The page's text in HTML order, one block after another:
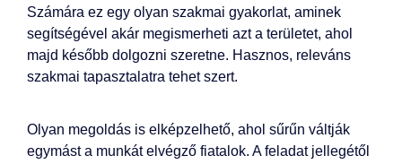
Számára ez egy olyan szakmai gyakorlat, aminek
segítségével akár megismerheti azt a területet, ahol
majd később dolgozni szeretne. Hasznos, releváns
szakmai tapasztalatra tehet szert.
Olyan megoldás is elképzelhető, ahol sűrűn váltják
egymást a munkát elvégző fiatalok. A feladat jellegétől